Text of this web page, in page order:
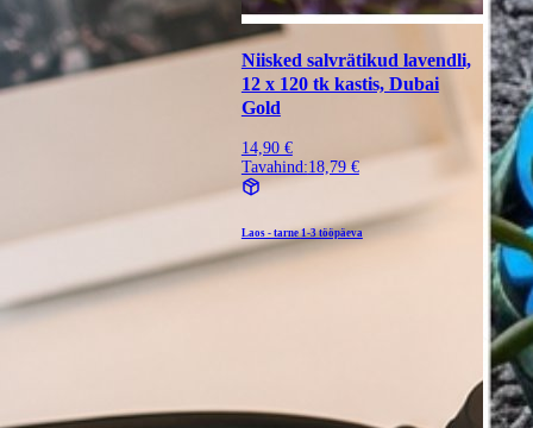
Niisked salvrätikud lavendli,
12 x 120 tk kastis, Dubai
Gold
14,90 €
Tavahind:18,79 €
Laos - tarne1-3 tööpäeva